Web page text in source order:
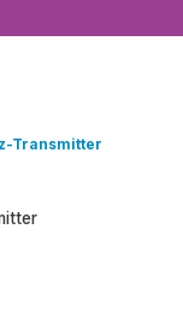
Transmitter